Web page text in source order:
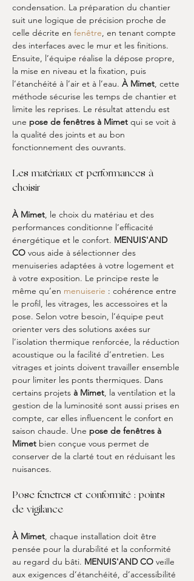
condensation. La préparation du chantier
suit une logique de précision proche de
celle décrite en fenêtre, en tenant compte
des interfaces avec le mur et les finitions.
Ensuite, l’équipe réalise la dépose propre,
la mise en niveau et la fixation, puis
l’étanchéité à l’air et à l’eau. À Mimet, cette
méthode sécurise les temps de chantier et
limite les reprises. Le résultat attendu est
une pose de fenêtres à Mimet qui se voit à
la qualité des joints et au bon
fonctionnement des ouvrants.
Les matériaux et performances à
choisir
À Mimet, le choix du matériau et des
performances conditionne l’efficacité
énergétique et le confort. MENUIS'AND
CO vous aide à sélectionner des
menuiseries adaptées à votre logement et
à votre exposition. Le principe reste le
même qu’en menuiserie : cohérence entre
le profil, les vitrages, les accessoires et la
pose. Selon votre besoin, l’équipe peut
orienter vers des solutions axées sur
l’isolation thermique renforcée, la réduction
acoustique ou la facilité d’entretien. Les
vitrages et joints doivent travailler ensemble
pour limiter les ponts thermiques. Dans
certains projets à Mimet, la ventilation et la
gestion de la luminosité sont aussi prises en
compte, car elles influencent le confort en
saison chaude. Une pose de fenêtres à
Mimet bien conçue vous permet de
conserver de la clarté tout en réduisant les
nuisances.
Pose fenetres et conformité : points
de vigilance
À Mimet, chaque installation doit être
pensée pour la durabilité et la conformité
au regard du bâti. MENUIS'AND CO veille
aux exigences d’étanchéité, d’accessibilité